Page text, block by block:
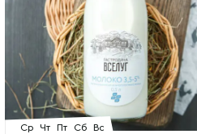
Ср Чт Пт Сб Вс